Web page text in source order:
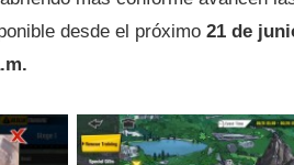
desde el próximo 21 de